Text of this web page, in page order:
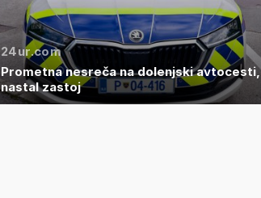
24ur.com
Prometna nesreča na dolenjski avtocesti,
nastal zastoj